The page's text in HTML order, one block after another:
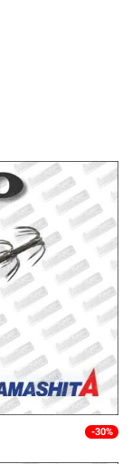
-30%